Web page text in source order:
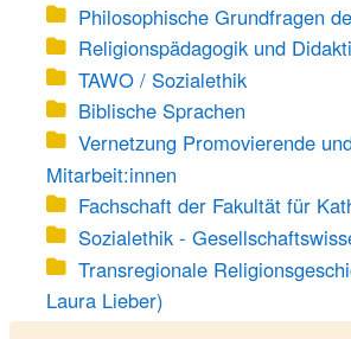
Philosophische Grundfragen
Religionspädagogik und
TAWO / Sozialethik
Biblische Sprachen
Vernetzung Promovierende
Mitarbeit:innen
Fachschaft der Fakultät für
Sozialethik -
Transregionale
Laura Lieber)